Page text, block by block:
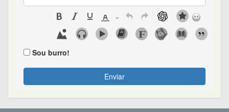
Sou burro!
Enviar